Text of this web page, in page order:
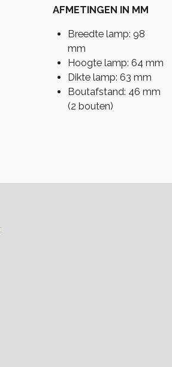
AFMETINGEN IN MM
Breedte lamp: 98
mm
Hoogte lamp: 64 mm
Dikte lamp: 63 mm
Boutafstand: 46 mm
(2 bouten)
: